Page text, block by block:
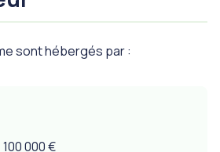
sont hébergés par :
000 €